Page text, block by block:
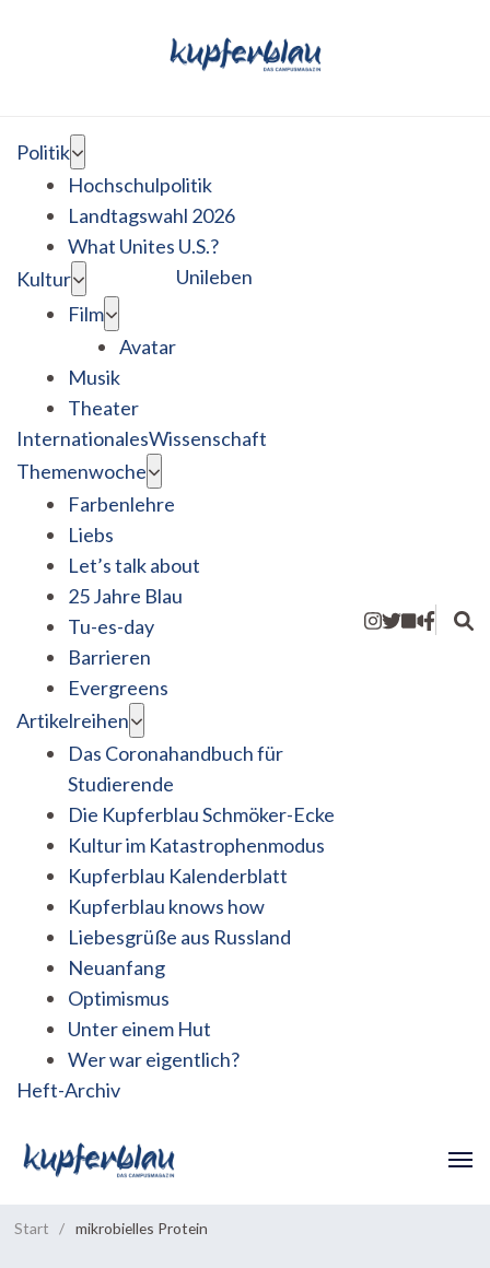
Politik
Hochschulpolitik
Landtagswahl 2026
What Unites U.S.?
Kultur
Film
Avatar
Musik
Theater
Unileben
InternationalesWissenschaft
Themenwoche
Farbenlehre
Liebs
Let’s talk about
25 Jahre Blau
Tu-es-day
Barrieren
Evergreens
Artikelreihen
Das Coronahandbuch für
Studierende
Die Kupferblau Schmöker-Ecke
Kultur im Katastrophenmodus
Kupferblau Kalenderblatt
Kupferblau knows how
Liebesgrüße aus Russland
Neuanfang
Optimismus
Unter einem Hut
Wer war eigentlich?
Heft-Archiv
Start / mikrobielles Protein